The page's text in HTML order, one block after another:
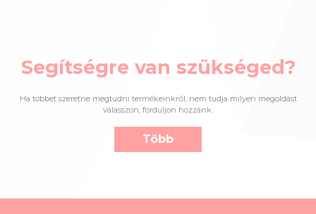
Segítségre van szükséged?
Ha többet szeretne megtudni termékeinkről, nem tudja milyen megoldást
válasszon, forduljon hozzánk.
Több